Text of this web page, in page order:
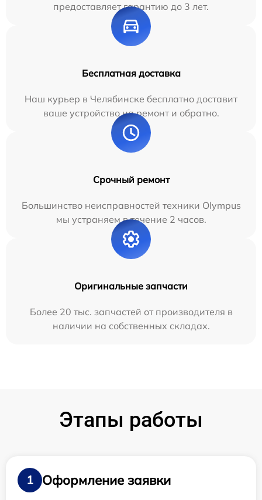
предоставляет гарантию до 3 лет.
Бесплатная доставка
Наш курьер в Челябинске бесплатно доставит
ваше устройство на ремонт и обратно.
Срочный ремонт
Большинство неисправностей техники Olympus
мы устраняем в течение 2 часов.
Оригинальные запчасти
Более 20 тыс. запчастей от производителя в
наличии на собственных складах.
Этапы работы
1
Оформление заявки